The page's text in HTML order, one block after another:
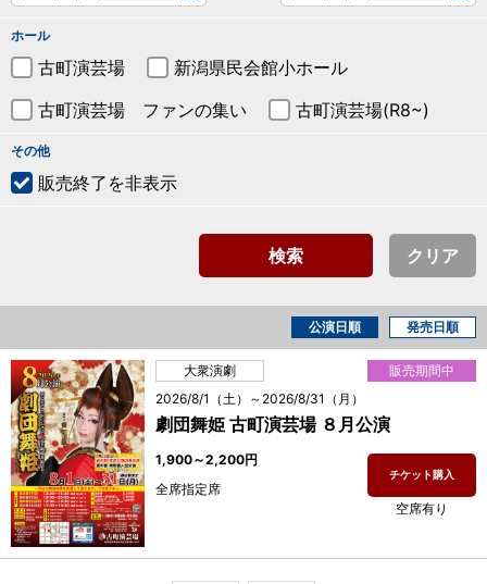
ホール
古町演芸場
新潟県民会館小ホール
古町演芸場 ファンの集い
古町演芸場(R8~)
その他
販売終了を非表示
検索 クリア
公演日順 発売日順
大衆演劇
2026/8/1（土）～2026/8/31（月）
販売期間中
劇団舞姫 古町演芸場 ８月公演
1,900～2,200円
全席指定席
チケット購入
空席有り